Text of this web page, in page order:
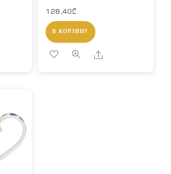
128,40₾
В КОРЗИНУ
Share